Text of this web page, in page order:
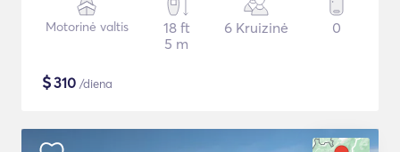
Motorinė valtis
18 ft
5 m
6 Kruizinė 0
$310 /diena